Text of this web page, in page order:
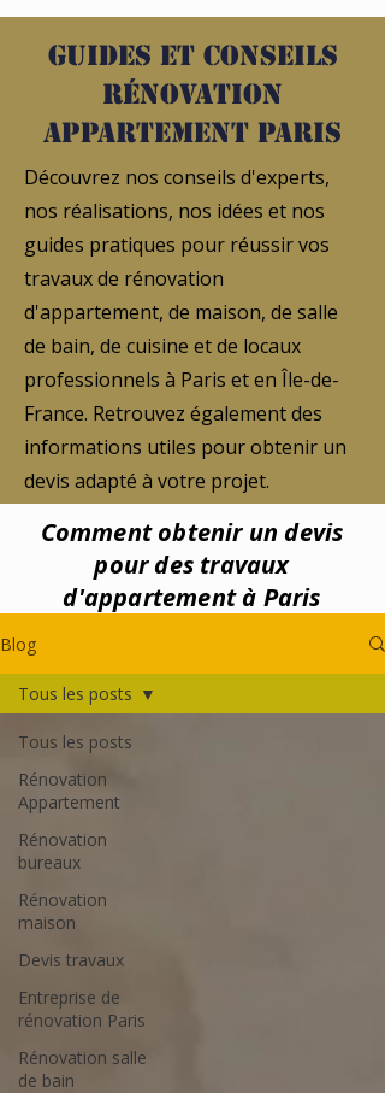
Guides et conseils
rénovation
appartement Paris
Découvrez nos conseils d'experts,
nos réalisations, nos idées et nos
guides pratiques pour réussir vos
travaux de rénovation
d'appartement, de maison, de salle
de bain, de cuisine et de locaux
professionnels à Paris et en Île-de-
France. Retrouvez également des
informations utiles pour obtenir un
devis adapté à votre projet.
Comment obtenir un devis
pour des travaux
d'appartement à Paris
Blog
Tous les posts
Rénovation
Appartement
Rénovation
bureaux
Rénovation
maison
Devis travaux
Entreprise de
rénovation Paris
Rénovation salle
de bain
Tous les posts